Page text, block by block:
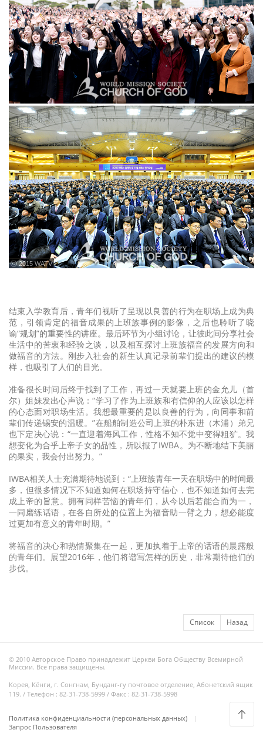
ⓒ 2015 WATV
结束入学教育后，青年们视听了呈现以良善的行为在职场上成为典
范，引领肯定的福音成果的上班族事例的影像，之后也聆听了晓
谕“规划”的重要性的讲座。最后环节为小组讨论，让彼此间分享社会
生活中的苦衷和经验之谈，以及相互探讨上班族福音的发展方向和
做福音的方法。刚步入社会的新生认真记录前辈们提出的建议的模
样，也吸引了人们的目光。
准备很长时间后终于找到了工作，再过一天就要上班的金允儿（首
尔）姐妹发出心声说：“学习了作为上班族和有信仰的人应该以怎样
的心态面对职场生活。我想最重要的是以良善的行为，向同事和前
辈们传递锡安的温暖。”在船舶制造公司上班的朴东进（木浦）弟兄
也下定决心说：“一直迎着海风工作，性格不知不觉中变得粗犷。我
想变化为合乎上帝子女的品性，所以报了IWBA。为不断地结下美丽
的果实，我会付出努力。”
IWBA相关人士充满期待地说到：“上班族青年一天在职场中的时间最
多，但很多情况下不知道如何在职场持守信心，也不知道如何去完
成上帝的旨意。拥有同样苦恼的青年们，从今以后若能合而为一，
一同磨练话语，在各自所处的位置上为福音助一臂之力，想必能度
过更加有意义的青年时期。”
将福音的决心和热情聚集在一起，更加执着于上帝的话语的晨露般
的青年们。展望2016年，他们将谱写怎样的历史，非常期待他们的
步伐。
Список Назад
© 2010 Авторское Право принадлежит Церкви Бога Обществу Всемирной
Миссии. Все права защищены.
Корея, Кёнги, г. Сонгнам, Бунданг-гу почтовое отделение, Абонетский ящик
119. / Телефон : 82-31-738-5999 / Факс : 82-31-738-5998
Политика конфиденциальности (персональных данных)
Запрос Пользователя